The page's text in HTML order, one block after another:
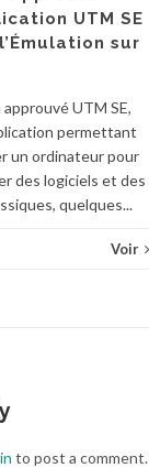
UTM SE
sur
approuvé UTM SE,
permettant
un ordinateur pour
des logiciels et des
quelques...
Voir
to post a comment.